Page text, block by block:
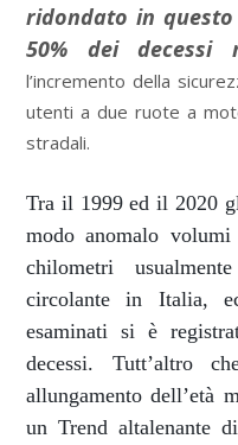
ridondato in
50% dei decessi
l’incremento della
utenti a due ruote a
stradali.
Tra il 1999 ed il 2020
modo anomalo
chilometri
circolante in Italia,
esaminati si è
decessi. Tutt’altro
allungamento dell’età
un Trend altalenante